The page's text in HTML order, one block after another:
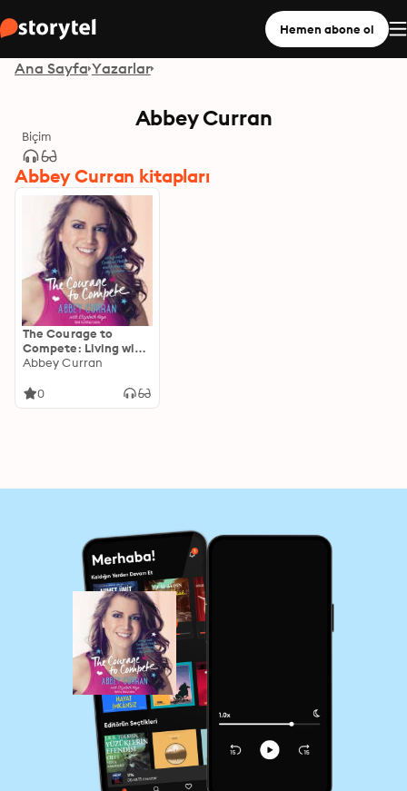
Hemen abone ol
Ana Sayfa Yazarlar
Abbey Curran
Biçim
Abbey Curran kitapları
The Courage to
Compete: Living with
Cerebral Palsy and
Abbey Curran
0